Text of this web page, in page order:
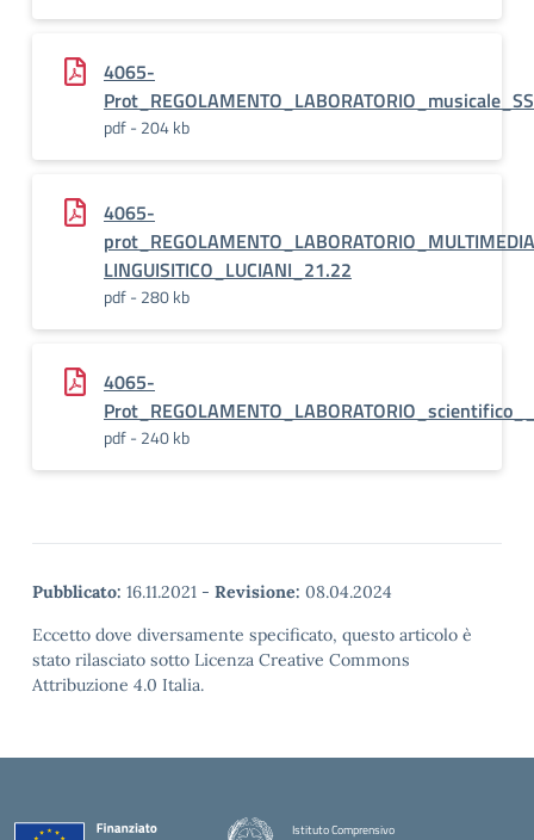
4065-
pdf - 204 kb
4065-
LINGUISITICO_LUCIANI_21.22
pdf - 280 kb
4065-
pdf - 240 kb
Pubblicato: 16.11.2021 - Revisione: 08.04.2024
Eccetto dove diversamente specificato, questo articolo è
stato rilasciato sotto Licenza Creative Commons
Attribuzione 4.0 Italia.
Istituto Comprensivo